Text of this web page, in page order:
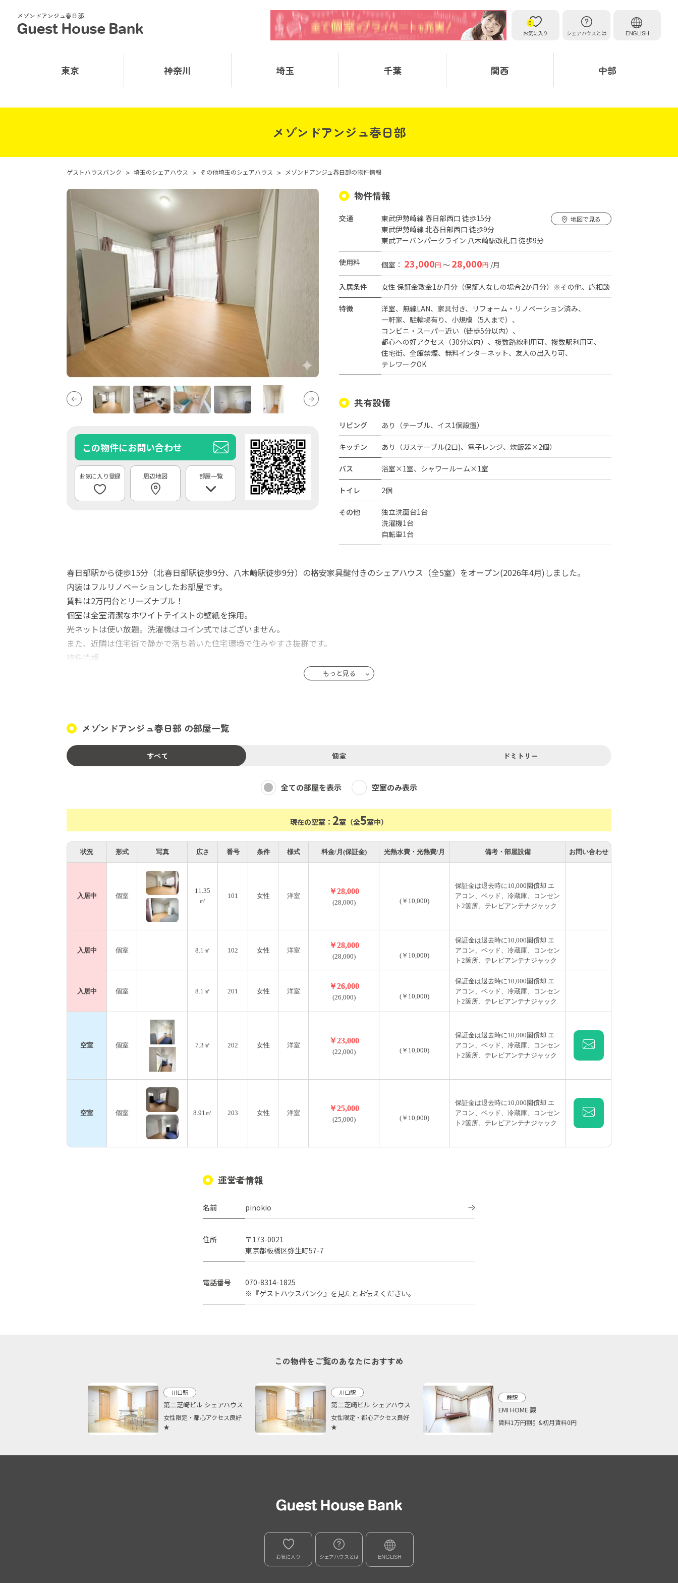
メゾンドアンジュ春日部
お気に入り
0
シェアハウスとは
ENGLISH
東京 神奈川 埼玉 千葉 関西 中部
メゾンドアンジュ春日部
ゲストハウスバンク > 埼玉のシェアハウス > その他埼玉のシェアハウス > メゾンドアンジュ春日部の物件情報
この物件にお問い合わせ
周辺地図 部屋一覧
物件情報
交通
東武伊勢崎線 春日部西口 徒歩15分
東武伊勢崎線 北春日部西口 徒歩9分
東武アーバンパークライン 八木崎駅改札口 徒歩9分
地図で見る
使用料 個室： 23,000円 ～ 28,000円 /月
入居条件 女性 保証金敷金1か月分（保証人なしの場合2か月分）※その他、応相談
特徴 洋室 無線LAN 家具付き
リフォーム・リノベーション済み
一軒家
駐輪場有り
小規模（5人まで）
コンビニ・スーパー近い（徒歩5分以内）
都心への好アクセス（30分以内）
複数路線利用可
複数駅利用可
住宅街
全館禁煙 無料インターネット
友人の出入り可
テレワークOK
共有設備
リビング あり（テーブル、イス1個設置）
キッチン あり（ガステーブル(2口)、電子レンジ、炊飯器×2個）
バス 浴室×1室、シャワールーム×1室
トイレ 2個
その他
独立洗面台1台
洗濯機1台
自転車1台
春日部駅から徒歩15分（北春日部駅徒歩9分、八木崎駅徒歩9分）の格安家具鍵付きのシェアハウス（全5室）をオープン(2026年4月)しました。
内装はフルリノベーションしたお部屋です。
賃料は2万円台とリーズナブル！
個室は全室清潔なホワイトテイストの壁紙を採用。
光ネットは使い放題。洗濯機はコイン式ではございません。
また、近隣は住宅街で静かで落ち着いた住宅環境で住みやすさ抜群です。
物件情報
・提供設備、備品：各お部屋 エアコン、ベッド、カーテン、冷蔵庫、室内物干ハンガー
・共用設備：洗面台1台、トイレ2か所、バス1室、シャワールーム1室、台所1カ所、共用テーブル1個、共用椅子1個、自転車置き場5台(無料)、共用自
転車1台
・共用家電：洗濯機1台、炊飯器2台、電子レンジ1台、炊飯器2台、調理器具
・共用部消耗品 食器用洗剤、トイレットペーパー、掃除洗剤類
・トイレが2箇所設置完備。
・室内フルリノベーションなのでとてもキレイなお部屋
・洗濯機、シャワーはコイン式ではありません。
・都心アクセス便利立地
・万が一の時の為の火災保険、家財保険、賠償保険は高額になる為、ハウス負担
・光ネット入居中使い放題&無料
毎月検針表をベースに入居者様で日割りをさせて頂きます
(計算は管理者が行います 。月の途中の入退去の場合は不公平の無いように日割り案分計算をさせていただきます。 過去のデータからみると月に約
7,000～15,000円程を推移するイメージです。
もっと見る
メゾンドアンジュ春日部 の部屋一覧
すべて 個室 ドミトリー
全ての部屋を表示 空室のみ表示
現在の空室： 2室（全5室中）
状況 形式 写真 広さ 番号 条件 様式 料金/月(保証金) 光熱水費・光熱費/月 備考・部屋設備 お問い合わせ
入居中 個室
11.35
㎡
101 女性 洋室
￥28,000
(28,000) (￥10,000)
保証金は退去時に10,000園償却 エ
アコン、ベッド、冷蔵庫、コンセン
ト2箇所、テレビアンテナジャック
入居中 個室 8.1㎡ 102 女性 洋室
￥28,000
(28,000) (￥10,000)
保証金は退去時に10,000園償却 エ
アコン、ベッド、冷蔵庫、コンセン
ト2箇所、テレビアンテナジャック
入居中 個室 8.1㎡ 201 女性 洋室
￥26,000
(26,000) (￥10,000)
保証金は退去時に10,000園償却 エ
アコン、ベッド、冷蔵庫、コンセン
ト2箇所、テレビアンテナジャック
空室 個室 7.3㎡ 202 女性 洋室
￥23,000
(22,000) (￥10,000)
保証金は退去時に10,000園償却 エ
アコン、ベッド、冷蔵庫、コンセン
ト2箇所、テレビアンテナジャック
空室 個室 8.91㎡ 203 女性 洋室
￥25,000
(25,000) (￥10,000)
保証金は退去時に10,000園償却 エ
アコン、ベッド、冷蔵庫、コンセン
ト2箇所、テレビアンテナジャック
運営者情報
名前 pinokio
住所
〒173-0021
東京都板橋区弥生町57-7
電話番号
070-8314-1825
※『ゲストハウスバンク』を見たとお伝えください。
この物件をご覧のあなたにおすすめ
川口駅
第二芝崎ビル シェアハウス
女性限定・都心アクセス良好
★
川口駅
第二芝崎ビル シェアハウス
女性限定・都心アクセス良好
★
蕨駅
EMI HOME 蕨
賃料1万円割引&初月賃料0円
お気に入り シェアハウスとは ENGLISH